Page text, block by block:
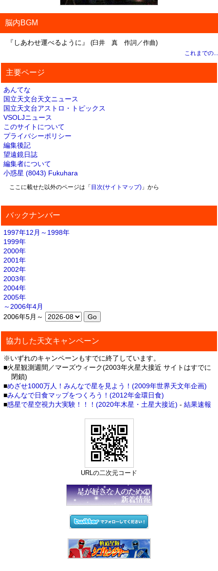
脳内BGM
『しあわせ運べるように』 (臼井 真 作詞／作曲)
これまでの...
主要ページ
あんてな
国立天文台天文ニュース
国立天文台アストロ・トピックス
VSOLJニュース
このサイトについて
プライバシーポリシー
編集後記
望遠鏡日誌
編集者について
小惑星 (8043) Fukuhara
ここに載せた以外のページは「 目次(サイトマップ)」から
バックナンバー
1997年12月～1998年
1999年
2000年
2001年
2002年
2003年
2004年
2005年
～2006年4月
2006年5月～
協力した天文キャンペーン
※いずれのキャンペーンもすでに終了しています。
■火星観測週間／マーズウィーク(2003年火星大接近 サイトはすでに
閉鎖)
■めざせ1000万人！みんなで星を見よう！(2009年世界天文年企画)
■みんなで日食マップをつくろう！(2012年金環日食)
■惑星で星空視力大実験！！！(2020年木星・土星大接近) - 結果速報
URLの二次元コード